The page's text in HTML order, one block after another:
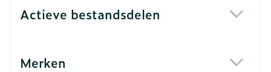
Actieve bestandsdelen
Merken